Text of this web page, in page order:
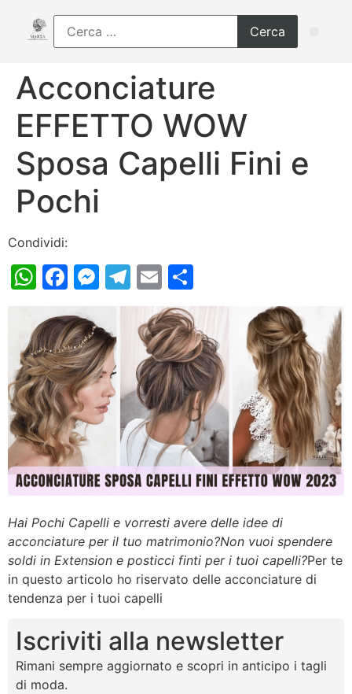
Acconciature
EFFETTO WOW
Sposa Capelli Fini e
Pochi
Condividi:
WhatsApp
Facebook
Messenger
Telegram
Email
Hai Pochi Capelli e vorresti avere delle idee di
acconciature per il tuo matrimonio?Non vuoi spendere
soldi in Extension e posticci finti per i tuoi capelli?Per te
in questo articolo ho riservato delle acconciature di
tendenza per i tuoi capelli
Iscriviti alla newsletter
Rimani sempre aggiornato e scopri in anticipo i tagli
di moda.